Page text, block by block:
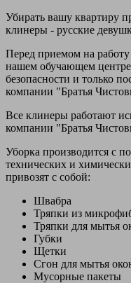
Убирать вашу квартиру
клинеры - русские
Перед приемом на
нашем обучающем
безопасности и только
компании "Братья
Все клинеры работают
компании "Братья
Уборка производится с
технических и
привозят с собой:
Швабра
Тряпки из
Тряпки для мытья
Губки
Щетки
Сгон для мытья
Мусорные пакеты